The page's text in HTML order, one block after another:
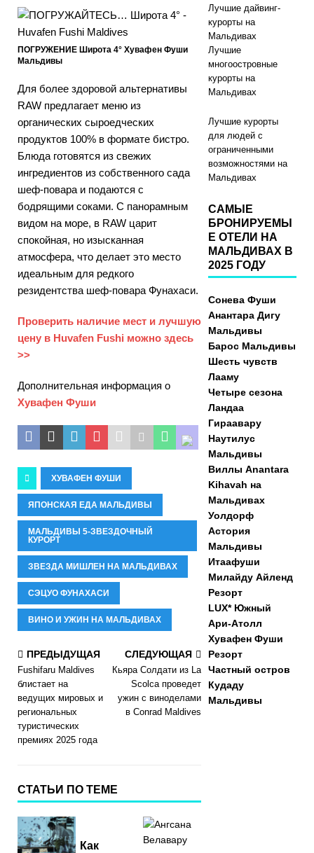
ПОГРУЖЕНИЕ Широта 4° Хувафен Фуши
Мальдивы
Для более здоровой альтернативы
RAW предлагает меню из
органических сыроедческих
продуктов 100% в формате бистро.
Блюда готовятся из свежих
ингредиентов из собственного сада
шеф-повара и подаются с
бодрящими соками. С панорамным
видом на море, в RAW царит
спокойная, но изысканная
атмосфера, что делает это место
идеальным для редкого
резидентства шеф-повара Фунахаси.
Проверить наличие мест и лучшую
цену в Huvafen Fushi можно здесь
>>
Дополнительная информация о
Хувафен Фуши
ХУВАФЕН ФУШИ
ЯПОНСКАЯ ЕДА МАЛЬДИВЫ
МАЛЬДИВЫ 5-ЗВЕЗДОЧНЫЙ
КУРОРТ
ЗВЕЗДА МИШЛЕН НА МАЛЬДИВАХ
СЭЦУО ФУНАХАСИ
ВИНО И УЖИН НА МАЛЬДИВАХ
ПРЕДЫДУЩАЯ
Fushifaru Maldives
блистает на
ведущих мировых и
региональных
туристических
премиях 2025 года
СЛЕДУЮЩАЯ
Кьяра Солдати из La
Scolca проведет
ужин с виноделами
в Conrad Maldives
СТАТЬИ ПО ТЕМЕ
Как
Лучшие дайвинг-
курорты на
Мальдивах
Лучшие
многоостровные
курорты на
Мальдивах
Лучшие курорты
для людей с
ограниченными
возможностями на
Мальдивах
САМЫЕ
БРОНИРУЕМЫ
Е ОТЕЛИ НА
МАЛЬДИВАХ В
2025 ГОДУ
Сонева Фуши
Анантара Дигу
Мальдивы
Барос Мальдивы
Шесть чувств
Лааму
Четыре сезона
Ландаа
Гираавару
Наутилус
Мальдивы
Виллы Anantara
Kihavah на
Мальдивах
Уолдорф
Астория
Мальдивы
Итаафуши
Милайду Айленд
Резорт
LUX* Южный
Ари-Атолл
Хувафен Фуши
Резорт
Частный остров
Кудаду
Мальдивы